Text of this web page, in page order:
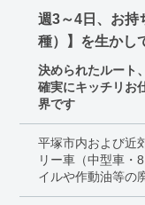
週3～4日、お持
種）】を生かし
決められたルート
確実にキッチリお
界です
平塚市内および近
リー車（中型車・
イルや作動油等の